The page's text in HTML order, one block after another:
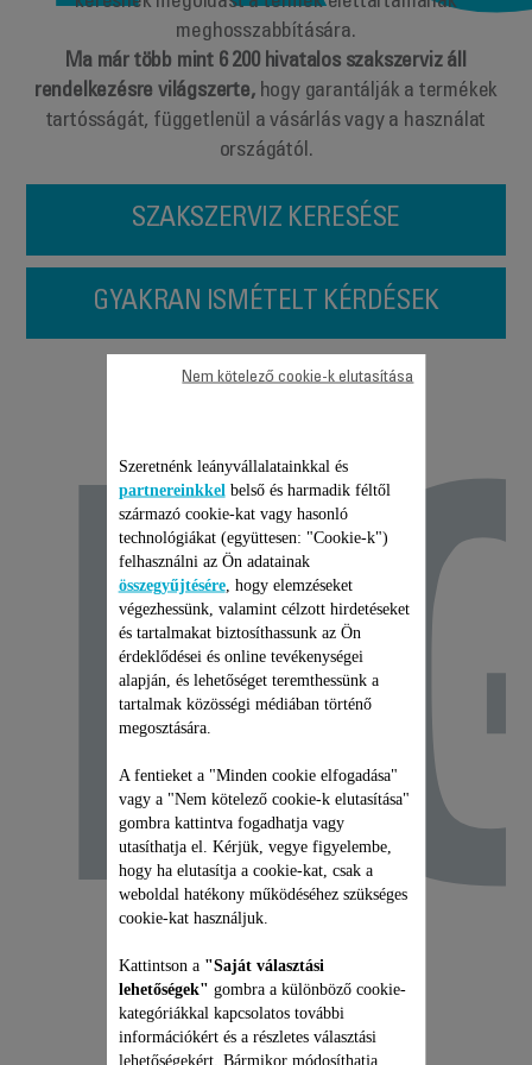
meghosszabbítására.
Ma már több mint 6 200 hivatalos szakszerviz áll
rendelkezésre világszerte,hogy garantálják a termékek
tartósságát, függetlenül a vásárlás vagy a használat
országától.
SZAKSZERVIZ KERESÉSE
GYAKRAN ISMÉTELT KÉRDÉSEK
Javítás,
Szeretnénk leányvállalatainkkal és
partnereinkkel belső és harmadik féltől
származó cookie-kat vagy hasonló
technológiákat (együttesen: "Cookie-k")
felhasználni az Ön adatainak
összegyűjtésére, hogy elemzéseket
végezhessünk, valamint célzott hirdetéseket
és tartalmakat biztosíthassunk az Ön
érdeklődései és online tevékenységei
alapján, és lehetőséget teremthessünk a
tartalmak közösségi médiában történő
megosztására.
A fentieket a "Minden cookie elfogadása"
vagy a "Nem kötelező cookie-k elutasítása"
gombra kattintva fogadhatja vagy
utasíthatja el. Kérjük, vegye figyelembe,
hogy ha elutasítja a cookie-kat, csak a
weboldal hatékony működéséhez szükséges
cookie-kat használjuk.
Kattintson a "Saját választási
lehetőségek" gombra a különböző cookie-
kategóriákkal kapcsolatos további
információkért és a részletes választási
lehetőségekért. Bármikor módosíthatja
Nem kötelező cookie-k elutasítása